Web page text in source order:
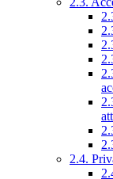
2.4.